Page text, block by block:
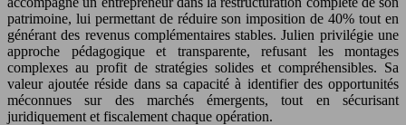
patrimoine, lui permettant de réduire son imposition de 40% tout en
générant des revenus complémentaires stables. Julien privilégie une
approche pédagogique et transparente, refusant les montages
complexes au profit de stratégies solides et compréhensibles. Sa
valeur ajoutée réside dans sa capacité à identifier des opportunités
méconnues sur des marchés émergents, tout en sécurisant
juridiquement et fiscalement chaque opération.